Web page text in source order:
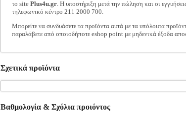
το site Plus4u.gr. Η υποστήριξη μετά την πώληση και οι
τηλεφωνικό κέντρο 211 2000 700.
Μπορείτε να συνδυάσετε τα προϊόντα αυτά με τα υπόλοιπα
παραλάβετε από οποιοδήποτε eshop point με μηδενικά έξοδα
Σχετικά προϊόντα
Βαθμολογία & Σχόλια προιόντος